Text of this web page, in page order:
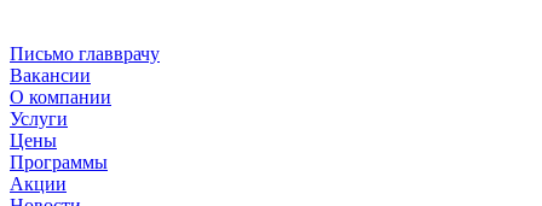
Письмо главврачу
Вакансии
О компании
Услуги
Цены
Программы
Акции